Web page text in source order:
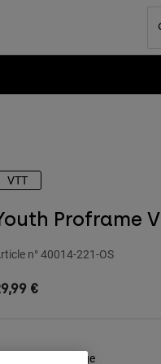
VTT
Proframe
n° 40014-221-OS
€
Vert sauge